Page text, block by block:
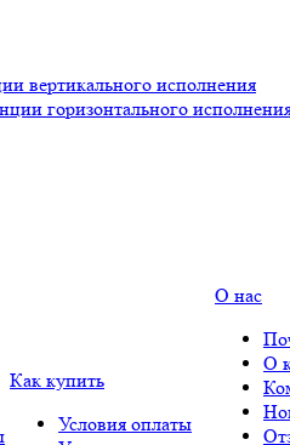
вертикального исполнения
горизонтального
Как купить
Условия оплаты
О нас
О